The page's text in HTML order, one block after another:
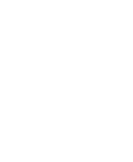
mise en
du